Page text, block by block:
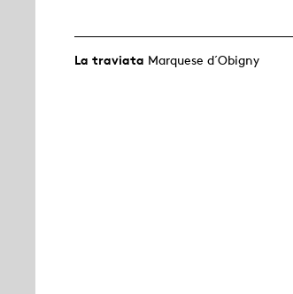
La traviata Marquese d´Obigny